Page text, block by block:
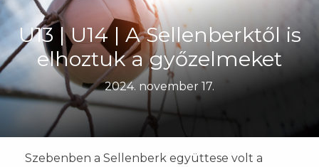
U13 | U14 | A Sellenberktől is
elhoztuk a győzelmeket
2024. november 17.
Szebenben a Sellenberk együttese volt a